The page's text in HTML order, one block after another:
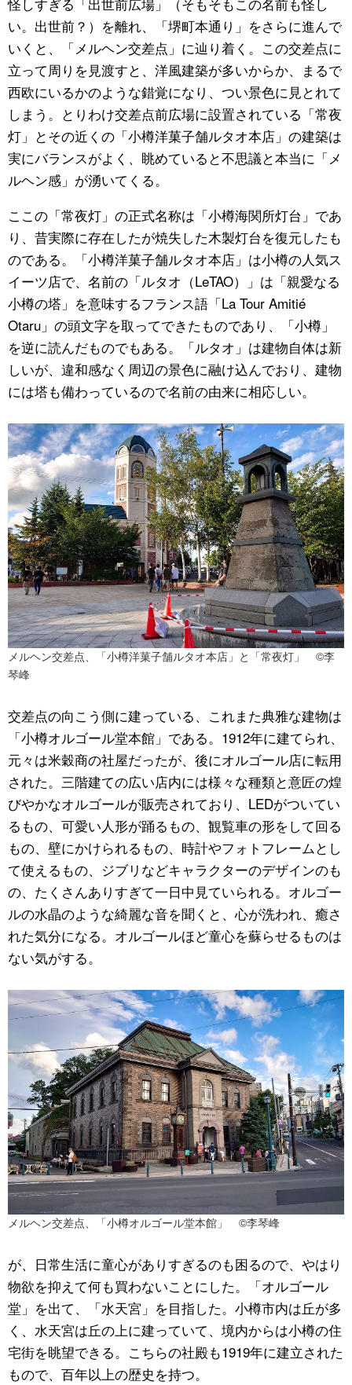
い。出世前？）を離れ、「堺町本通り」をさらに進んで
いくと、「メルヘン交差点」に辿り着く。この交差点に
立って周りを見渡すと、洋風建築が多いからか、まるで
西欧にいるかのような錯覚になり、つい景色に見とれて
しまう。とりわけ交差点前広場に設置されている「常夜
灯」とその近くの「小樽洋菓子舗ルタオ本店」の建築は
実にバランスがよく、眺めていると不思議と本当に「メ
ルヘン感」が湧いてくる。
ここの「常夜灯」の正式名称は「小樽海関所灯台」であ
り、昔実際に存在したが焼失した木製灯台を復元したも
のである。「小樽洋菓子舗ルタオ本店」は小樽の人気ス
イーツ店で、名前の「ルタオ（LeTAO）」は「親愛なる
小樽の塔」を意味するフランス語「La Tour Amitié
Otaru」の頭文字を取ってできたものであり、「小樽」
を逆に読んだものでもある。「ルタオ」は建物自体は新
しいが、違和感なく周辺の景色に融け込んでおり、建物
には塔も備わっているので名前の由来に相応しい。
メルヘン交差点、「小樽洋菓子舗ルタオ本店」と「常夜灯」 ©李
琴峰
交差点の向こう側に建っている、これまた典雅な建物は
「小樽オルゴール堂本館」である。1912年に建てられ、
元々は米穀商の社屋だったが、後にオルゴール店に転用
された。三階建ての広い店内には様々な種類と意匠の煌
びやかなオルゴールが販売されており、LEDがついてい
るもの、可愛い人形が踊るもの、観覧車の形をして回る
もの、壁にかけられるもの、時計やフォトフレームとし
て使えるもの、ジブリなどキャラクターのデザインのも
の、たくさんありすぎて一日中見ていられる。オルゴー
ルの水晶のような綺麗な音を聞くと、心が洗われ、癒さ
れた気分になる。オルゴールほど童心を蘇らせるものは
ない気がする。
メルヘン交差点、「小樽オルゴール堂本館」 ©李琴峰
が、日常生活に童心がありすぎるのも困るので、やはり
物欲を抑えて何も買わないことにした。「オルゴール
堂」を出て、「水天宮」を目指した。小樽市内は丘が多
く、水天宮は丘の上に建っていて、境内からは小樽の住
宅街を眺望できる。こちらの社殿も1919年に建立された
もので、百年以上の歴史を持つ。